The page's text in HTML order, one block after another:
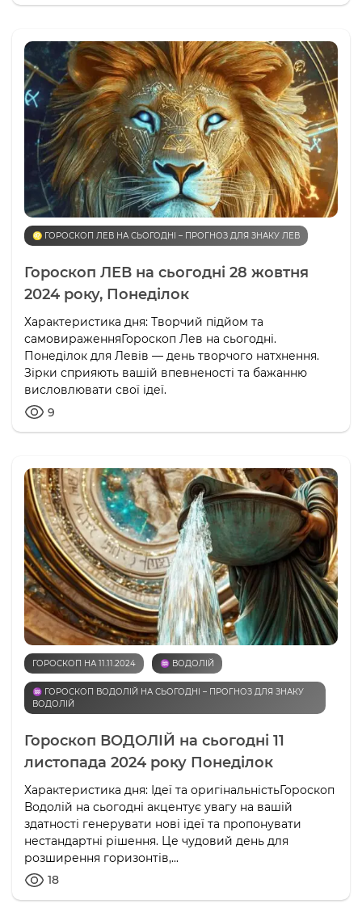
♌️ ГОРОСКОП ЛЕВ НА СЬОГОДНІ – ПРОГНОЗ ДЛЯ ЗНАКУ ЛЕВ
Гороскоп ЛЕВ на сьогодні 28 жовтня
2024 року, Понеділок
Характеристика дня: Творчий підйом та
самовираженняГороскоп Лев на сьогодні.
Понеділок для Левів — день творчого натхнення.
Зірки сприяють вашій впевненості та бажанню
висловлювати свої ідеї.
9
ГОРОСКОП НА 11.11.2024 ♒️ ВОДОЛІЙ
♒️ ГОРОСКОП ВОДОЛІЙ НА СЬОГОДНІ – ПРОГНОЗ ДЛЯ ЗНАКУ
ВОДОЛІЙ
Гороскоп ВОДОЛІЙ на сьогодні 11
листопада 2024 року Понеділок
Характеристика дня: Ідеї та оригінальністьГороскоп
Водолій на сьогодні акцентує увагу на вашій
здатності генерувати нові ідеї та пропонувати
нестандартні рішення. Це чудовий день для
розширення горизонтів,...
18